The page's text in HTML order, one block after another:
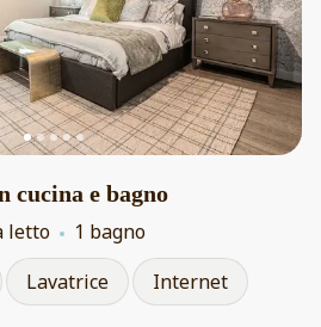
cucina e bagno
letto
1 bagno
Lavatrice Internet